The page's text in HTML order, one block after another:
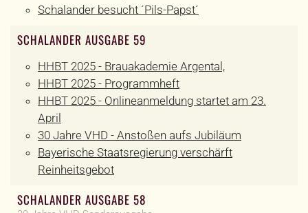
Schalander besucht ´Pils-Papst´
SCHALANDER AUSGABE 59
HHBT 2025 - Brauakademie Argental,
HHBT 2025 - Programmheft
HHBT 2025 - Onlineanmeldung startet am 23.
April
30 Jahre VHD - Anstoßen aufs Jubiläum
Bayerische Staatsregierung verschärft
Reinheitsgebot
SCHALANDER AUSGABE 58